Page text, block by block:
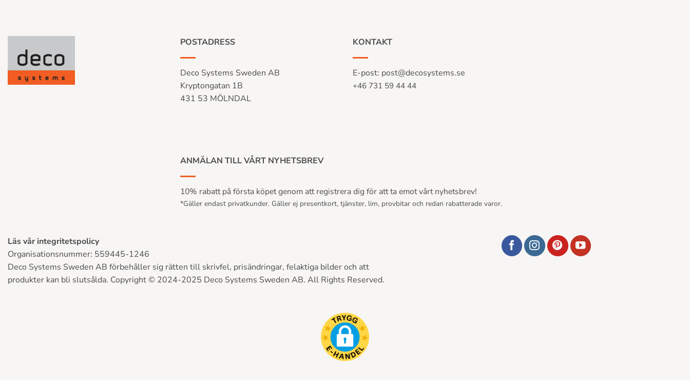
POSTADRESS
Deco Systems Sweden AB
Kryptongatan 1B
431 53 MÖLNDAL
KONTAKT
E-post: post@decosystems.se
+46 731 59 44 44
ANMÄLAN TILL VÅRT NYHETSBREV
10% rabatt på första köpet genom att registrera dig för att ta emot vårt nyhetsbrev!
*Gäller endast privatkunder. Gäller ej presentkort, tjänster, lim, provbitar och redan rabatterade varor.
Läs vår integritetspolicy
Organisationsnummer: 559445-1246
Deco Systems Sweden AB förbehåller sig rätten till skrivfel, prisändringar, felaktiga bilder och att
produkter kan bli slutsålda. Copyright © 2024-2025 Deco Systems Sweden AB. All Rights Reserved.